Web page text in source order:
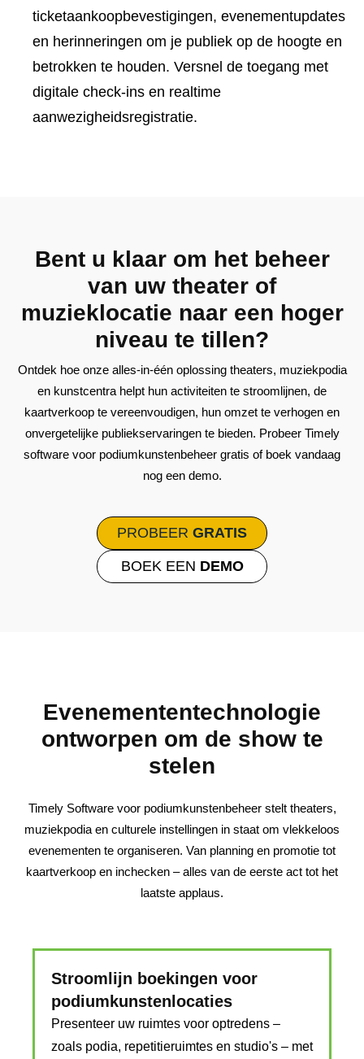
ticketaankoopbevestigingen, evenementupdates
en herinneringen om je publiek op de hoogte en
betrokken te houden. Versnel de toegang met
digitale check-ins en realtime
aanwezigheidsregistratie.
Bent u klaar om het beheer
van uw theater of
muzieklocatie naar een hoger
niveau te tillen?
Ontdek hoe onze alles-in-één oplossing theaters, muziekpodia
en kunstcentra helpt hun activiteiten te stroomlijnen, de
kaartverkoop te vereenvoudigen, hun omzet te verhogen en
onvergetelijke publiekservaringen te bieden. Probeer Timely
software voor podiumkunstenbeheer gratis of boek vandaag
nog een demo.
PROBEER GRATIS
BOEK EEN DEMO
Evenemententechnologie
ontworpen om de show te
stelen
Timely Software voor podiumkunstenbeheer stelt theaters,
muziekpodia en culturele instellingen in staat om vlekkeloos
evenementen te organiseren. Van planning en promotie tot
kaartverkoop en inchecken – alles van de eerste act tot het
laatste applaus.
Stroomlijn boekingen voor
podiumkunstenlocaties
Presenteer uw ruimtes voor optredens –
zoals podia, repetitieruimtes en studio's – met